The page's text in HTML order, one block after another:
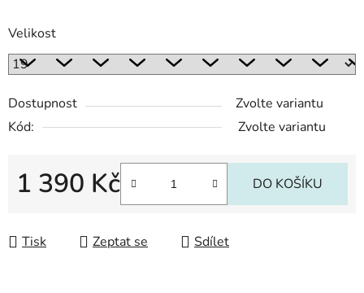
Velikost
Dostupnost
Zvolte variantu
Kód:
Zvolte variantu
1 390 Kč DO KOŠÍKU
Tisk Zeptat se Sdílet